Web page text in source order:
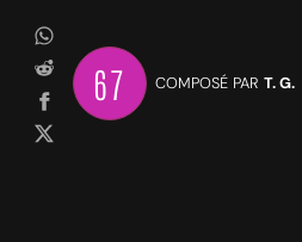
67 COMPOSÉ PAR T. G.